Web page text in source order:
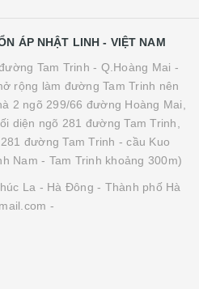
ÁP NHẬT LINH - VIỆT NAM
Tam Trinh - Q.Hoàng Mai -
rộng làm đường Tam Trinh nên
2 ngõ 299/66 đường Hoàng Mai,
diện ngõ 281 đường Tam Trinh,
đường Tam Trinh - cầu Kuo
Nam - Tam Trinh khoảng 300m)
La - Hà Đông - Thành phố Hà
-